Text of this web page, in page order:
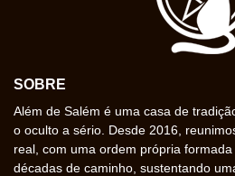
SOBRE
Além de Salém é uma casa de
o oculto a sério. Desde 2016,
real, com uma ordem própria
décadas de caminho, sustentando